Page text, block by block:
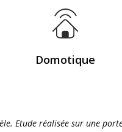
Domotique
Etude réalisée sur une